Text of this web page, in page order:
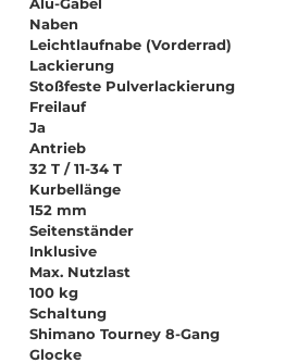
Naben
Leichtlaufnabe (Vorderrad)
Lackierung
Stoßfeste Pulverlackierung
Freilauf
Ja
Antrieb
32 T / 11-34 T
Kurbellänge
152 mm
Seitenständer
Inklusive
Max. Nutzlast
100 kg
Schaltung
Shimano Tourney 8-Gang
Glocke